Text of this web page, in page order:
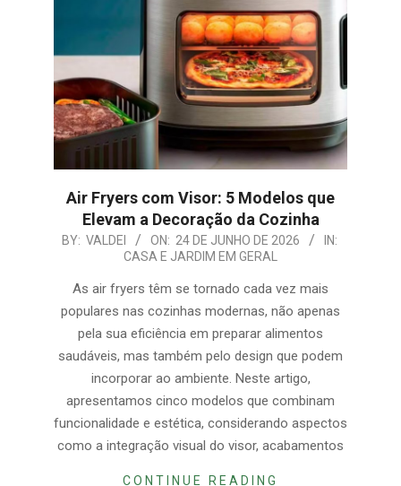
Air Fryers com Visor: 5 Modelos que
Elevam a Decoração da Cozinha
2026-
BY: VALDEI ON: 24 DE JUNHO DE 2026
IN:
CASA E JARDIM EM GERAL
As air fryers têm se tornado cada vez mais
populares nas cozinhas modernas, não apenas
pela sua eficiência em preparar alimentos
saudáveis, mas também pelo design que podem
incorporar ao ambiente. Neste artigo,
apresentamos cinco modelos que combinam
funcionalidade e estética, considerando aspectos
como a integração visual do visor, acabamentos
CONTINUE READING